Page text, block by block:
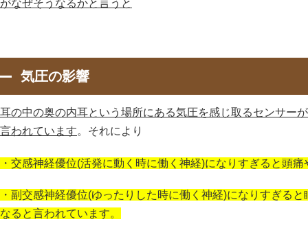
がなぜそうなるかと言うと
気圧の影響
耳の中の奥の内耳という場所にある気圧を感じ取るセンサー
言われています。それにより
・交感神経優位(活発に動く時に働く神経)になりすぎると頭
・副交感神経優位(ゆったりした時に働く神経)になりすぎる
なると言われています。